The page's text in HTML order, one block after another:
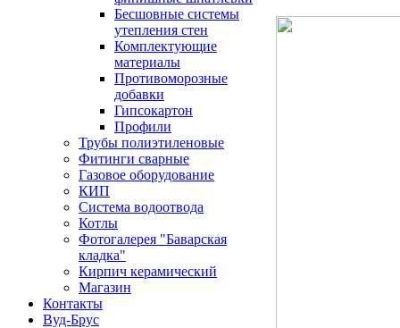
Бесшовные системы
утепления стен
Комплектующие
материалы
Противоморозные
добавки
Гипсокартон
Профили
Трубы полиэтиленовые
Фитинги сварные
Газовое оборудование
КИП
Система водоотвода
Котлы
Фотогалерея "Баварская
кладка"
Кирпич керамический
Магазин
Контакты
Вуд-Брус